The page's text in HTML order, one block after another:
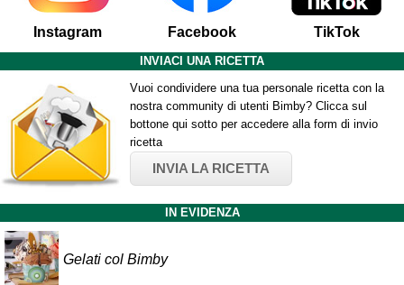
Instagram Facebook TikTok
INVIACI UNA RICETTA
Vuoi condividere una tua personale ricetta con la
nostra community di utenti Bimby? Clicca sul
bottone qui sotto per accedere alla form di invio
ricetta
INVIA LA RICETTA
IN EVIDENZA
Gelati col Bimby